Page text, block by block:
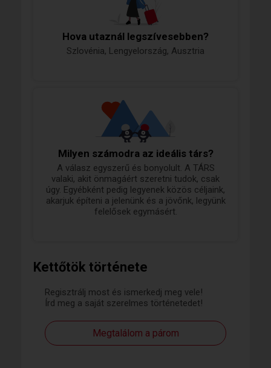
Kettőtök története
Regisztrálj most és ismerkedj meg vele!
Írd meg a saját szerelmes történetedet!
Megtalálom a párom
Hova utaznál legszívesebben?
Szlovénia, Lengyelország, Ausztria
Milyen számodra az ideális társ?
A válasz egyszerű és bonyolult. A TÁRS
valaki, akit önmagáért szeretni tudok, csak
úgy. Egyébként pedig legyenek közös céljaink,
akarjuk építeni a jelenünk és a jövőnk, legyünk
felelősek egymásért.